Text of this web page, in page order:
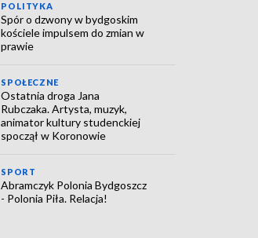
POLITYKA
Spór o dzwony w bydgoskim
kościele impulsem do zmian w
prawie
SPOŁECZNE
Ostatnia droga Jana
Rubczaka. Artysta, muzyk,
animator kultury studenckiej
spoczął w Koronowie
SPORT
Abramczyk Polonia Bydgoszcz
- Polonia Piła. Relacja!